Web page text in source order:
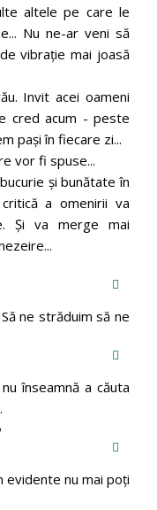
altele pe care le
Nu ne-ar veni să
vibrație mai joasă
Invit acei oameni
cred acum - peste
pași în fiecare zi...
vor fi spuse...
și bunătate în
a omenirii va
Și va merge mai
ne străduim să ne
înseamnă a căuta
evidente nu mai poți